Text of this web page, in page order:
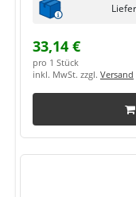
33,14 €
pro 1 Stück
inkl. MwSt. zzgl. Versand